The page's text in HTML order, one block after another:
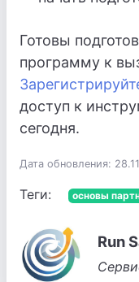
Готовы
программу к
доступ к
сегодня.
Дата обновления:
Теги: основы
Run